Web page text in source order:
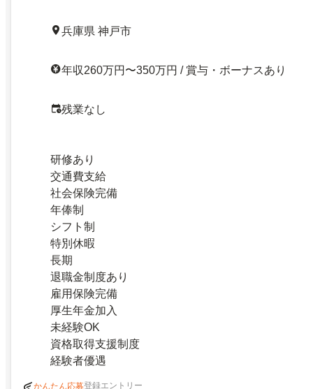
兵庫県 神戸市
年収260万円〜350万円 / 賞与・ボーナスあり
残業なし
研修あり
交通費支給
社会保険完備
年俸制
シフト制
特別休暇
長期
退職金制度あり
雇用保険完備
厚生年金加入
未経験OK
資格取得支援制度
経験者優遇
かんたん応募登録エントリー